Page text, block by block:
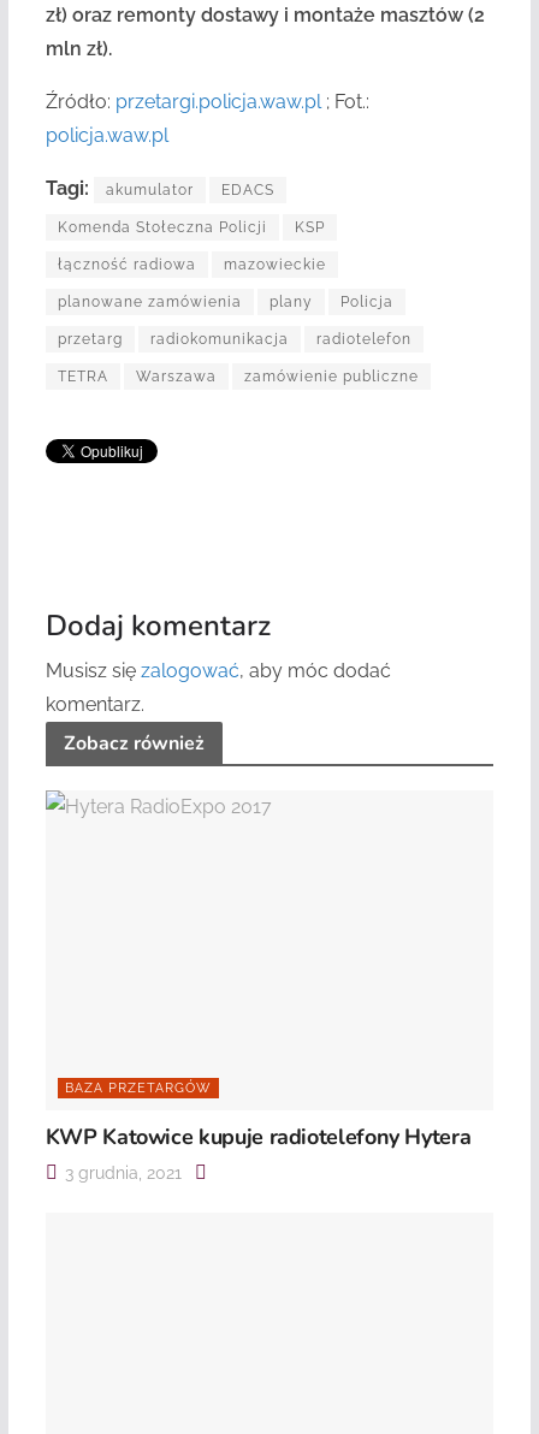
zł) oraz remontydostawyi montaże masztów (2
mln zł).
Źródło: przetargi.policja.waw.pl; Fot.:
policja.waw.pl
Tagi: akumulator EDACS
Komenda Stołeczna Policji KSP
łączność radiowa mazowieckie
planowane zamówienia plany Policja
przetarg radiokomunikacja radiotelefon
TETRA Warszawa zamówienie publiczne
Dodaj komentarz
Musisz się zalogować, aby móc dodać
komentarz.
Zobacz również
BAZA PRZETARGÓW
KWP Katowice kupuje radiotelefony Hytera
3 grudnia, 2021